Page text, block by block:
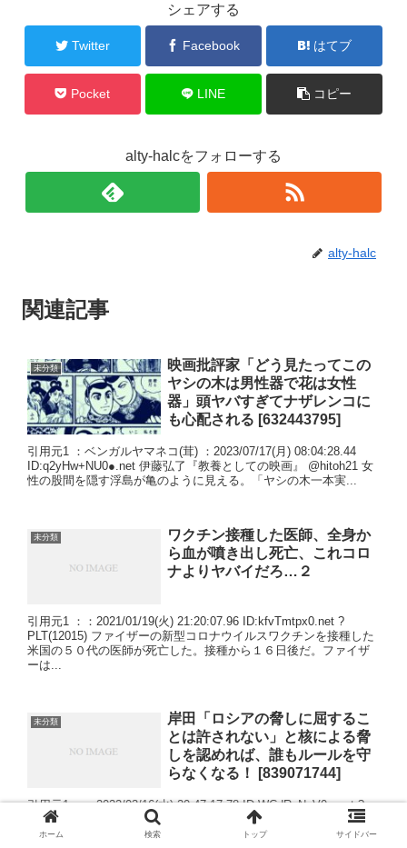
シェアする
Twitter Facebook はてブ
Pocket LINE コピー
alty-halcをフォローする
alty-halc
関連記事
未分類
映画批評家「どう見たってこの
ヤシの木は男性器で花は女性
器」頭ヤバすぎてナザレンコに
も心配される [632443795]
引用元1 ：ベンガルヤマネコ(茸) ：2023/07/17(月) 08:04:28.44
ID:q2yHw+NU0●.net 伊藤弘了『教養としての映画』 @hitoh21 女
性の股間を隠す浮島が亀のように見える。「ヤシの木一本実...
未分類
ワクチン接種した医師、全身か
ら血が噴き出し死亡、これコロ
ナよりヤバイだろ…２
引用元1 ：：2021/01/19(火) 21:20:07.96 ID:kfvTmtpx0.net ?
PLT(12015) ファイザーの新型コロナウイルスワクチンを接種した
米国の５０代の医師が死亡した。接種から１６日後だ。ファイザ
ーは...
未分類
岸田「ロシアの脅しに屈するこ
とは許されない」と核による脅
しを認めれば、誰もルールを守
らなくなる！ [839071744]
引用元1 ：：2022/03/16(水) 20:47:17.78 ID:WCdRyNcV0●.net ?
PLT(13000) 岸田首相は16日夜、記者会見を行い、ロシアによるウ
クライナ侵攻を「歴史に刻むべき非道な行為」と糾弾した上
ホーム 検索 トップ サイドバー